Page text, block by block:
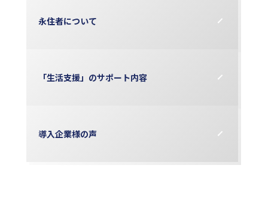
永住者について
「生活支援」のサポート内容
導入企業様の声